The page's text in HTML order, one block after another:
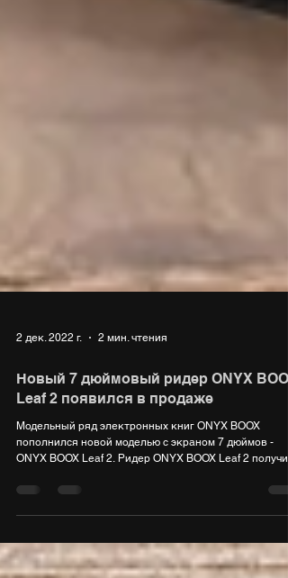
2 дек. 2022 г. 2 мин. чтения
Новый 7 дюймовый ридер ONYX
Leaf 2 появился в продаже
Модельный ряд электронных книг ONYX BOOX